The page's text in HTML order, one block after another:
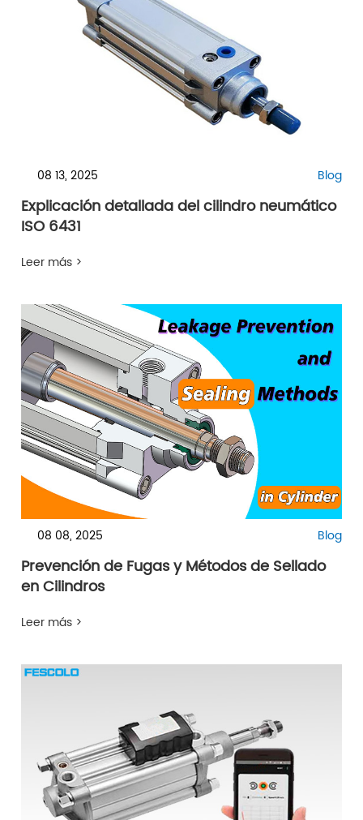
08 13, 2025 Blog
Explicación detallada del cilindro neumático
ISO 6431
Leer más >
08 08, 2025 Blog
Prevención de Fugas y Métodos de Sellado
en Cilindros
Leer más >